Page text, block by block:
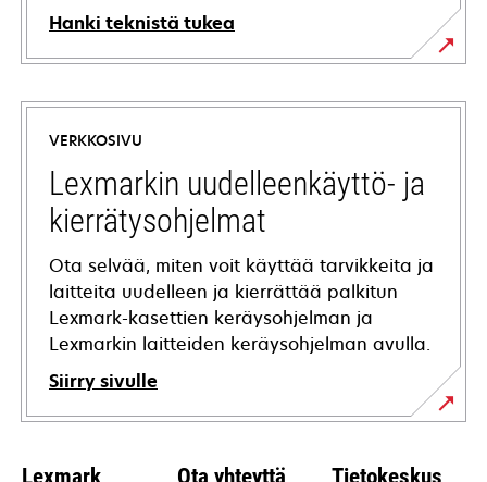
Hanki teknistä tukea
opens
in
new
tab
VERKKOSIVU
Lexmarkin uudelleenkäyttö- ja
kierrätysohjelmat
Ota selvää, miten voit käyttää tarvikkeita ja
laitteita uudelleen ja kierrättää palkitun
Lexmark-kasettien keräysohjelman ja
Lexmarkin laitteiden keräysohjelman avulla.
Siirry sivulle
Lexmark Ota yhteyttä Tietokeskus